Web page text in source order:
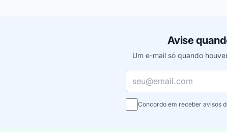
Avise
Um e-mail só quando
Concordo em receber avisos